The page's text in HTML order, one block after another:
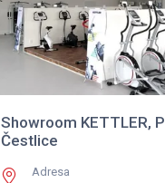
Showroom KETTLER,
Čestlice
Adresa